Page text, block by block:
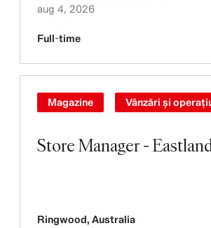
aug 4, 2026
Full-time
Store Manager -
Magazine Vânzări și
Ringwood, Australia